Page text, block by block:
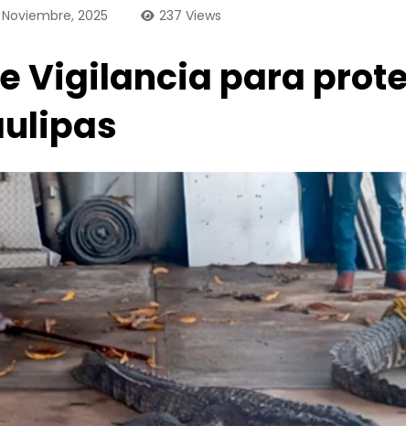
2025 237 Views
Vigilancia para